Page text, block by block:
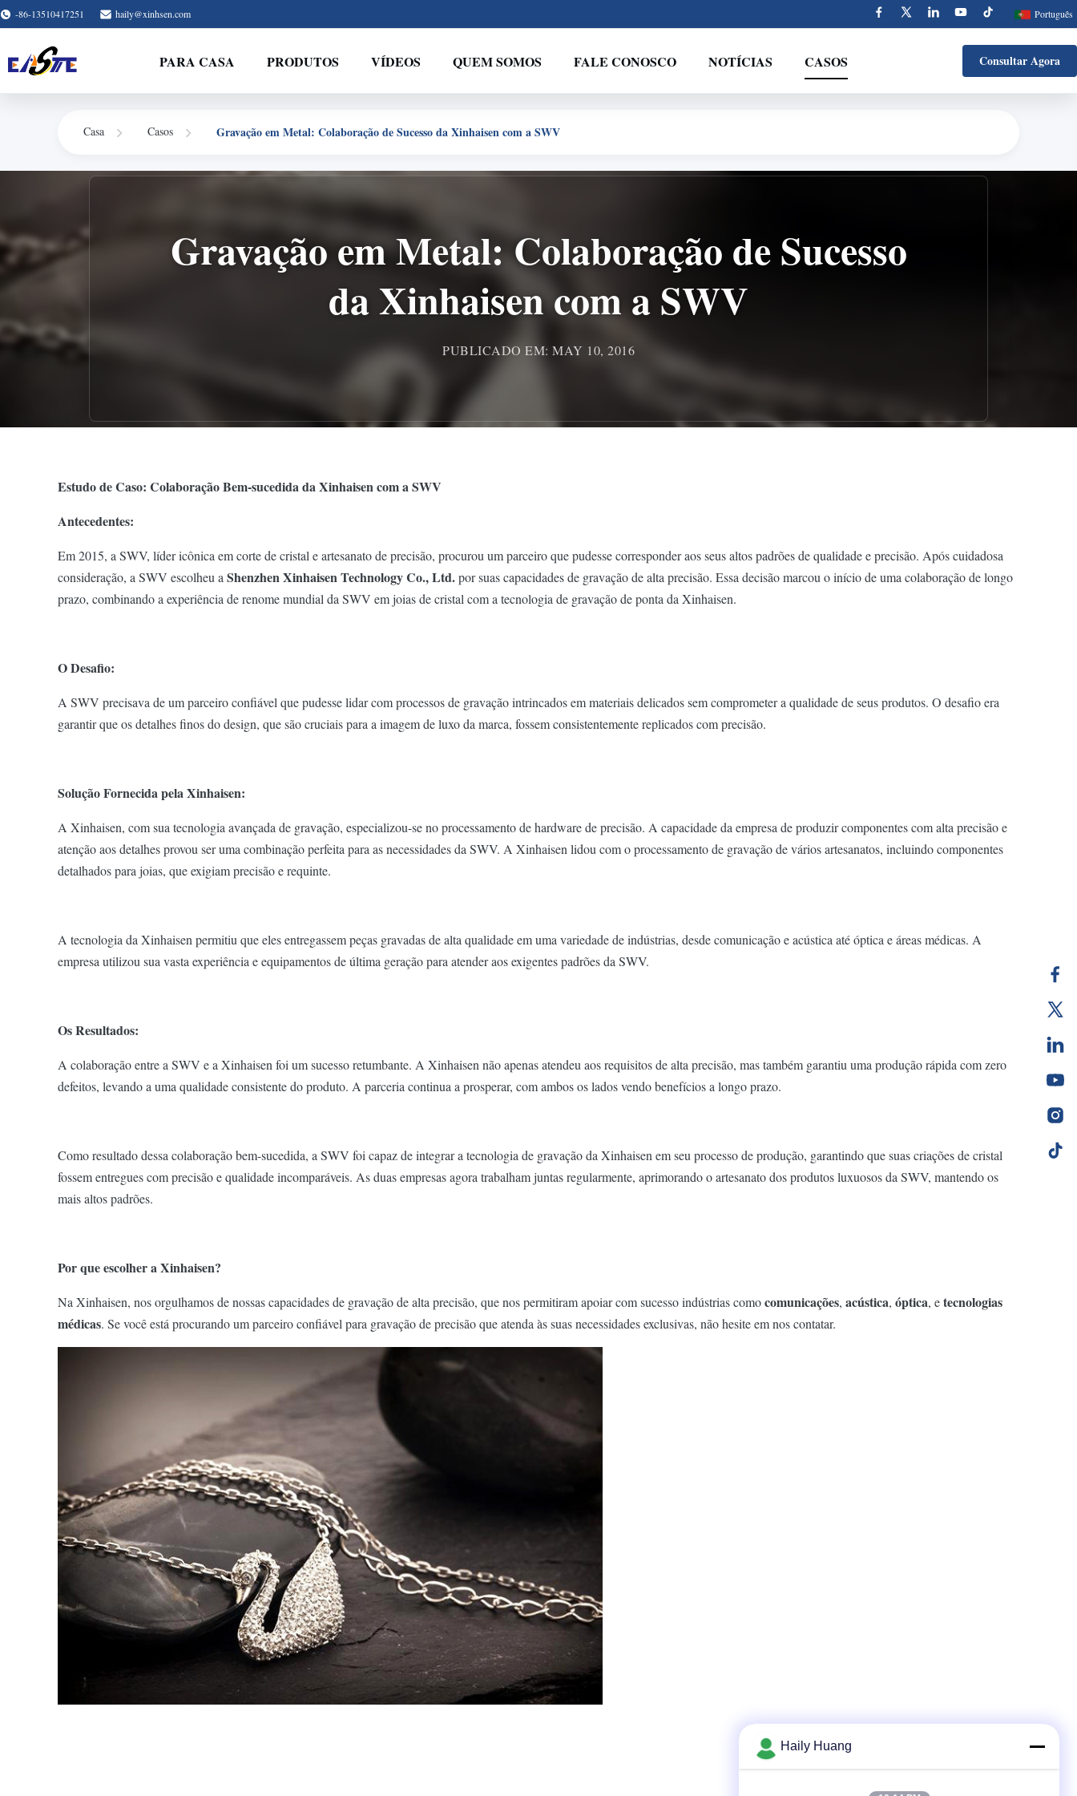
-86-13510417251 haily@xinhsen.com Português
PARA CASA PRODUTOS VÍDEOS QUEM SOMOS FALE CONOSCO NOTÍCIAS CASOS Consultar Agora
Casa Casos Gravação em Metal: Colaboração de Sucesso da Xinhaisen com a SWV
Gravação em Metal: Colaboração de Sucesso
da Xinhaisen com a SWV
PUBLICADO EM: MAY 10, 2016
Estudo de Caso: Colaboração Bem-sucedida da Xinhaisen com a SWV
Antecedentes:
Em 2015, a SWV, líder icônica em corte de cristal e artesanato de precisão, procurou um parceiro que pudesse corresponder aos seus altos padrões de qualidade e precisão. Após cuidadosa
consideração, a SWV escolheu a Shenzhen Xinhaisen Technology Co., Ltd.por suas capacidades de gravação de alta precisão. Essa decisão marcou o início de uma colaboração de longo
prazo, combinando a experiência de renome mundial da SWV em joias de cristal com a tecnologia de gravação de ponta da Xinhaisen.
O Desafio:
A SWV precisava de um parceiro confiável que pudesse lidar com processos de gravação intrincados em materiais delicados sem comprometer a qualidade de seus produtos. O desafio era
garantir que os detalhes finos do design, que são cruciais para a imagem de luxo da marca, fossem consistentemente replicados com precisão.
Solução Fornecida pela Xinhaisen:
A Xinhaisen, com sua tecnologia avançada de gravação, especializou-se no processamento de hardware de precisão. A capacidade da empresa de produzir componentes com alta precisão e
atenção aos detalhes provou ser uma combinação perfeita para as necessidades da SWV. A Xinhaisen lidou com o processamento de gravação de vários artesanatos, incluindo componentes
detalhados para joias, que exigiam precisão e requinte.
A tecnologia da Xinhaisen permitiu que eles entregassem peças gravadas de alta qualidade em uma variedade de indústrias, desde comunicação e acústica até óptica e áreas médicas. A
empresa utilizou sua vasta experiência e equipamentos de última geração para atender aos exigentes padrões da SWV.
Os Resultados:
A colaboração entre a SWV e a Xinhaisen foi um sucesso retumbante. A Xinhaisen não apenas atendeu aos requisitos de alta precisão, mas também garantiu uma produção rápida com zero
defeitos, levando a uma qualidade consistente do produto. A parceria continua a prosperar, com ambos os lados vendo benefícios a longo prazo.
Como resultado dessa colaboração bem-sucedida, a SWV foi capaz de integrar a tecnologia de gravação da Xinhaisen em seu processo de produção, garantindo que suas criações de cristal
fossem entregues com precisão e qualidade incomparáveis. As duas empresas agora trabalham juntas regularmente, aprimorando o artesanato dos produtos luxuosos da SWV, mantendo os
mais altos padrões.
Por que escolher a Xinhaisen?
Na Xinhaisen, nos orgulhamos de nossas capacidades de gravação de alta precisão, que nos permitiram apoiar com sucesso indústrias comocomunicações, acústica, óptica, etecnologias
médicas. Se você está procurando um parceiro confiável para gravação de precisão que atenda às suas necessidades exclusivas, não hesite em nos contatar.
Haily Huang